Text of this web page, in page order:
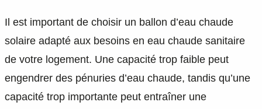
Il est important de choisir un ballon d’eau chaude
solaire adapté aux besoins en eau chaude sanitaire
de votre logement. Une capacité trop faible peut
engendrer des pénuries d’eau chaude, tandis qu’une
capacité trop importante peut entraîner une